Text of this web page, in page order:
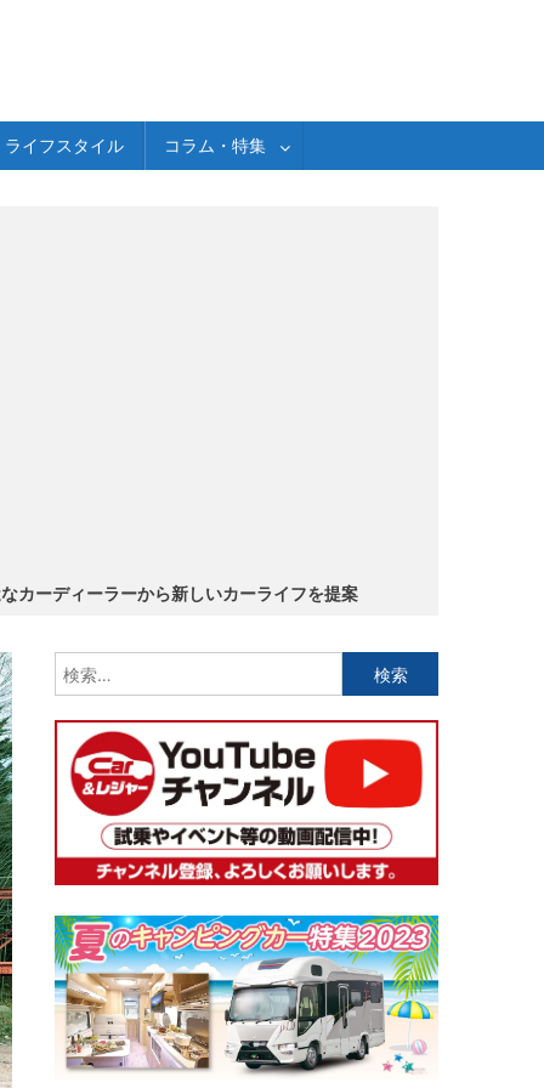
ライフスタイル コラム・特集
カーディーラーから新しいカーライフを提案
索: